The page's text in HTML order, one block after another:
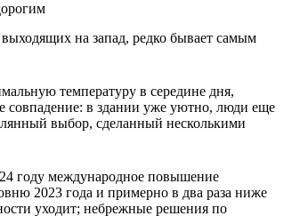
на запад, редко бывает самым
температуру в середине дня,
совпадение: в здании уже уютно, люди еще
выбор, сделанный несколькими
году международное повышение
2023 года и примерно в два раза ниже
уходит; небрежные решения по